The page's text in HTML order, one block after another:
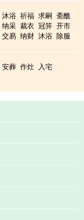
沐浴 祈福 求嗣
斋醮
纳采 裁衣 冠笄 开市
交易 纳财 沐浴
除服
安葬 作灶 入宅